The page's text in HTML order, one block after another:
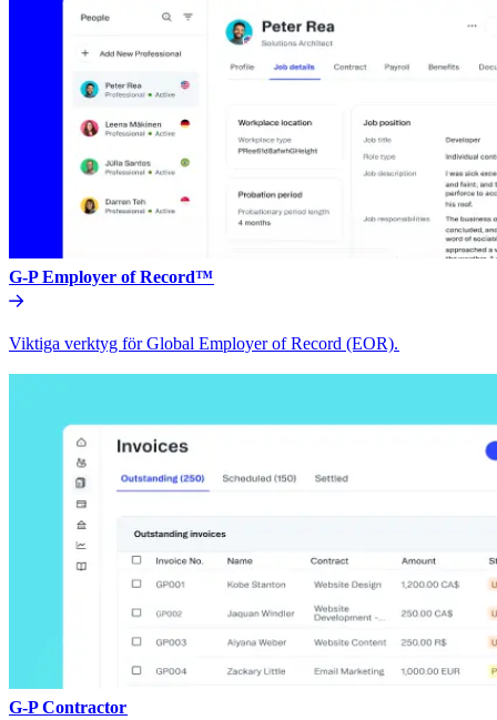
G-P Employer of Record™​​
Viktiga verktyg för Global Employer of Record (EOR).​​
G-P Contractor​​